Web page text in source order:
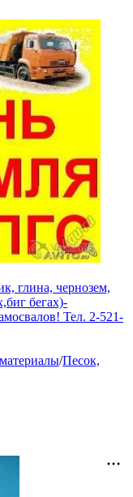
глина, чернозем,
бегах)-
Тел. 2-521-
/Песок,